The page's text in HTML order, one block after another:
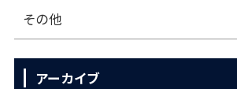
その他
アーカイブ